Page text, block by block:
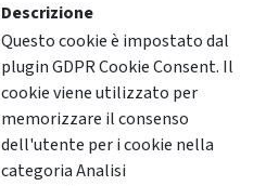
Descrizione
Questo cookie è impostato dal
plugin GDPR Cookie Consent. Il
cookie viene utilizzato per
memorizzare il consenso
dell'utente per i cookie nella
categoria Analisi